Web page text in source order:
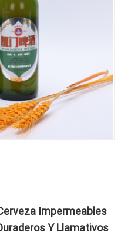
Impermeables
Y Llamativos